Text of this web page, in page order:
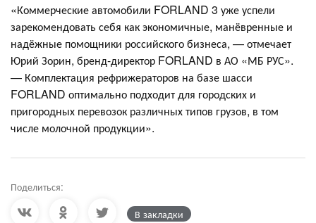
«Коммерческие автомобили FORLAND 3 уже успели
зарекомендовать себя как экономичные, манёвренные и
надёжные помощники российского бизнеса, — отмечает
Юрий Зорин, бренд-директор FORLAND в АО «МБ РУС».
— Комплектация рефрижераторов на базе шасси
FORLAND оптимально подходит для городских и
пригородных перевозок различных типов грузов, в том
числе молочной продукции».
Поделиться:
В закладки